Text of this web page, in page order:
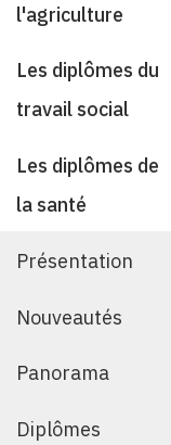
l'agriculture
Les diplômes du
travail social
Les diplômes de
la santé
Présentation
Nouveautés
Panorama
Diplômes